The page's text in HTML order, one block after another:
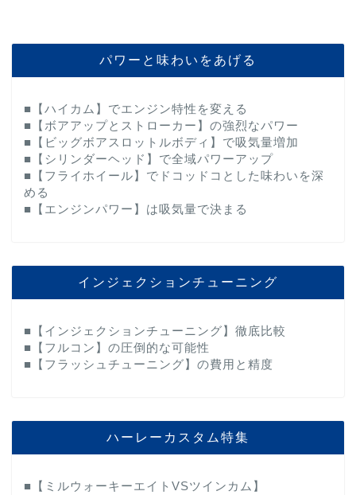
パワーと味わいをあげる
■【ハイカム】でエンジン特性を変える
■【ボアアップとストローカー】の強烈なパワー
■【ビッグボアスロットルボディ】で吸気量増加
■【シリンダーヘッド】で全域パワーアップ
■【フライホイール】でドコッドコとした味わいを深
める
■【エンジンパワー】は吸気量で決まる
インジェクションチューニング
■【インジェクションチューニング】徹底比較
■【フルコン】の圧倒的な可能性
■【フラッシュチューニング】の費用と精度
ハーレーカスタム特集
■【ミルウォーキーエイトVSツインカム】